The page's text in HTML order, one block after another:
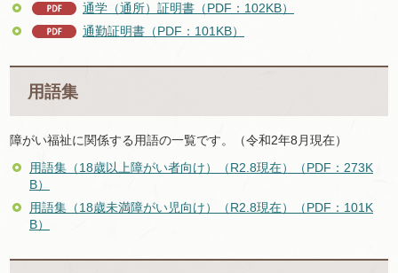
通学（通所）証明書（PDF：102KB）
通勤証明書（PDF：101KB）
用語集
障がい福祉に関係する用語の一覧です。（令和2年8月現在）
用語集（18歳以上障がい者向け）（R2.8現在）（PDF：273K
B）
用語集（18歳未満障がい児向け）（R2.8現在）（PDF：101K
B）